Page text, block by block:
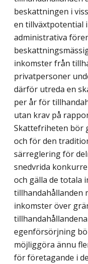
beskattningen i
en tillväxtpotential
administrativa
inkomster från
privatpersoner
därför utreda en
per år för
utan krav på
Skattefriheten bör
och för den
särreglering för
snedvrida
och gälla de totala
tillhandahållanden
inkomster över
egenförsörjning
möjliggöra ännu
för företagande i